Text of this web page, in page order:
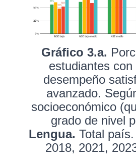
Gráfico 3.a.
estudiantes con
desempeño
avanzado.
socioeconómico
grado de nivel
Lengua. Total
2018, 2021,